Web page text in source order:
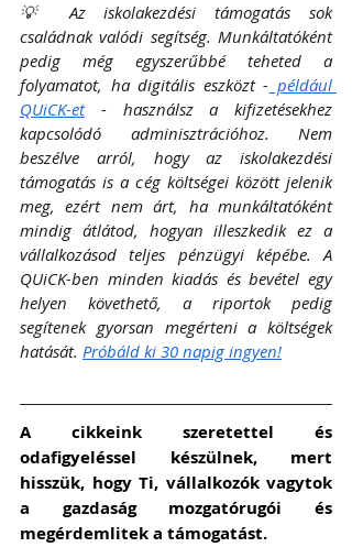
💡 Az iskolakezdési támogatás sok
családnak valódi segítség. Munkáltatóként
pedig még egyszerűbbé teheted a
folyamatot, ha digitális eszközt - például
QUiCK-et - használsz a kifizetésekhez
kapcsolódó adminisztrációhoz. Nem
beszélve arról, hogy az iskolakezdési
támogatás is a cég költségei között jelenik
meg, ezért nem árt, ha munkáltatóként
mindig átlátod, hogyan illeszkedik ez a
vállalkozásod teljes pénzügyi képébe. A
QUiCK-ben minden kiadás és bevétel egy
helyen követhető, a riportok pedig
segítenek gyorsan megérteni a költségek
hatását. Próbáld ki 30 napig ingyen!
A cikkeink szeretettel és
odafigyeléssel készülnek, mert
hisszük, hogy Ti, vállalkozók vagytok
a gazdaság mozgatórugói és
megérdemlitek a támogatást.